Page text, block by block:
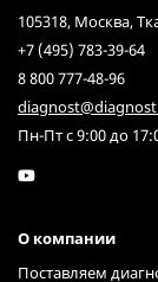
105318, Москва,
+7 (495) 783-39-64
8 800 777-48-96
Пн-Пт с 9:00 до
О компании
Поставляем